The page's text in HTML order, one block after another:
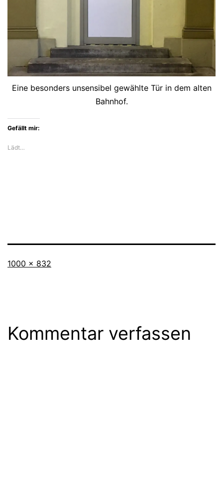
Eine besonders unsensibel gewählte Tür in dem alten
Bahnhof.
Gefällt mir:
Lädt…
Originalgröße
1000 × 832
Kommentar verfassen